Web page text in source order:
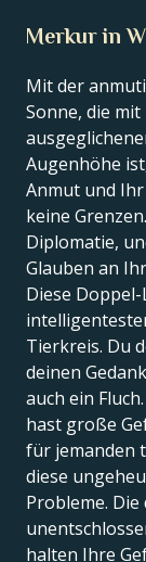
Merkur in
Mit der
Sonne, die mit
Augenhöhe
Anmut und
keine
Diplomatie,
Glauben an
Diese Doppel-
Tierkreis. Du
deinen
auch ein
hast große
für jemanden
diese
Probleme. Die
halten Ihre